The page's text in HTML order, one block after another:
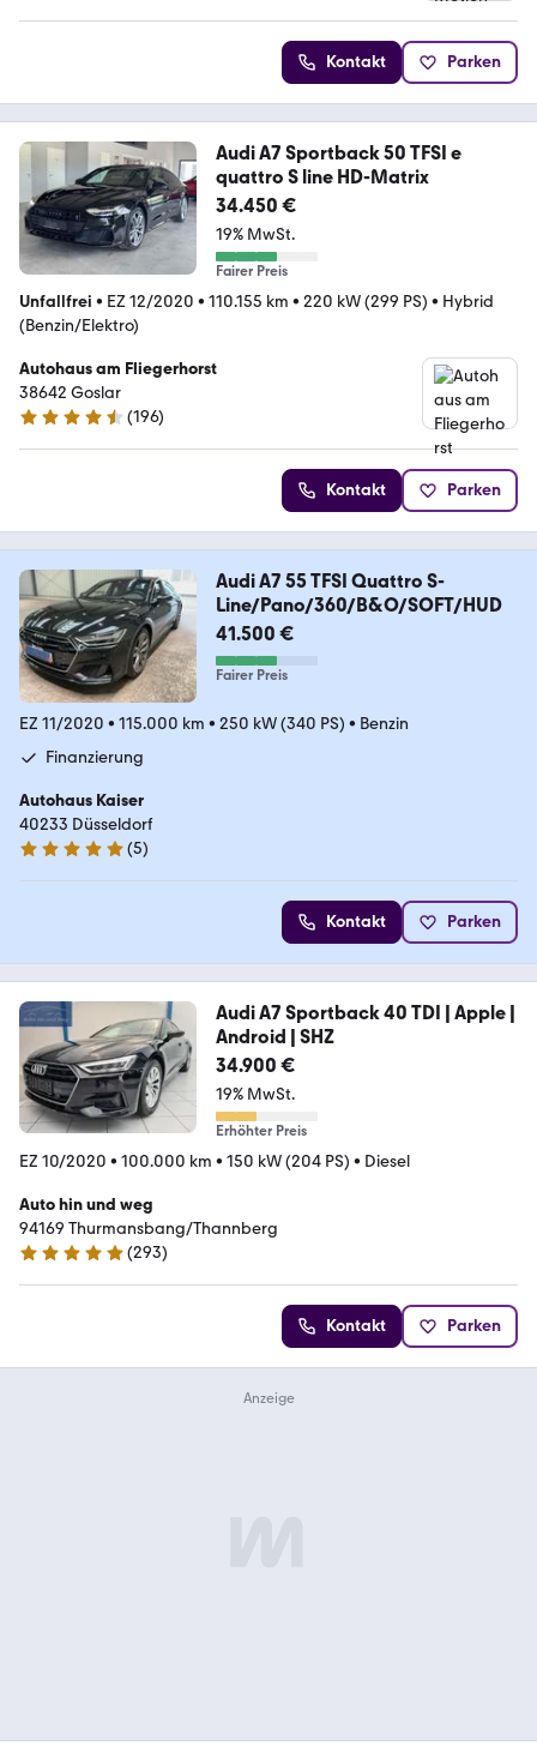
Kontakt Parken
Audi A7 Sportback 50 TFSI e
quattro S line HD-Matrix
34.450 €
19% MwSt.
Fairer Preis
Unfallfrei • EZ 12/2020 • 110.155 km • 220 kW (299 PS) • Hybrid
(Benzin/Elektro)
Autohaus am Fliegerhorst
38642 Goslar
4.6 Sterne
(196)
Kontakt Parken
Audi A7 55 TFSI Quattro S-
Line/Pano/360/B&O/SOFT/HUD
41.500 €
Fairer Preis
EZ 11/2020 • 115.000 km • 250 kW (340 PS) • Benzin
Finanzierung
Autohaus Kaiser
40233 Düsseldorf
4.9 Sterne
(5)
Kontakt Parken
Audi A7 Sportback 40 TDI | Apple |
Android | SHZ
34.900 €
19% MwSt.
Erhöhter Preis
EZ 10/2020 • 100.000 km • 150 kW (204 PS) • Diesel
Auto hin und weg
94169 Thurmansbang/Thannberg
4.9 Sterne
(293)
Kontakt Parken